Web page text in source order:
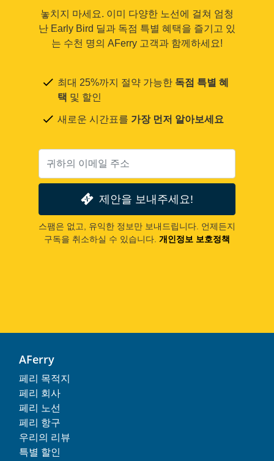
놓치지 마세요. 이미 다양한 노선에 걸쳐 엄청
난 Early Bird 딜과 독점 특별 혜택을 즐기고 있
는 수천 명의 AFerry 고객과 함께하세요!
최대 25%까지 절약 가능한 독점 특별 혜
택 및 할인
새로운 시간표를 가장 먼저 알아보세요
제안을 보내주세요!
스팸은 없고, 유익한 정보만 보내드립니다. 언제든지
구독을 취소하실 수 있습니다. 개인정보 보호정책
AFerry
페리 목적지
페리 회사
페리 노선
페리 항구
우리의 리뷰
특별 할인